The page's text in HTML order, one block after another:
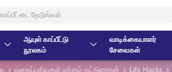
ஆயுள் காப்பீட்டு
நூலகம்
வாடிக்கையாளர்
சேவைகள்
வலைப்பதிவுகள் மற்றும் கட்டுரைகள் Life Hacks